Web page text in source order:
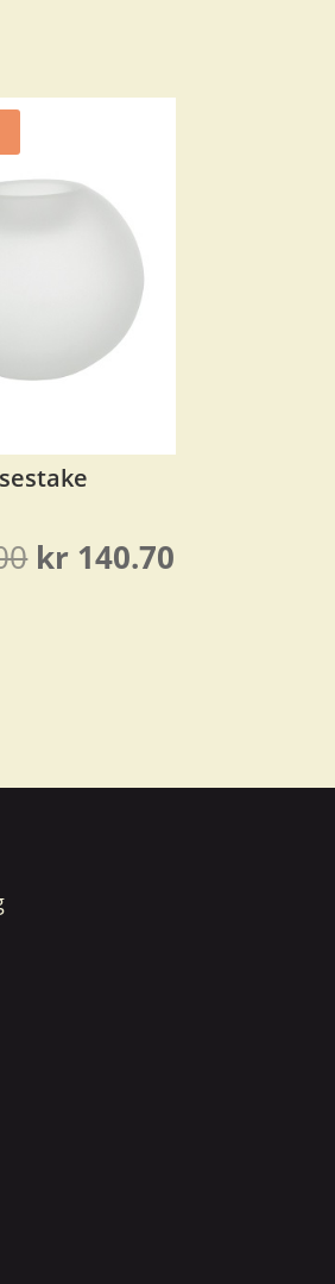
Opprinnelig
kr 140.70